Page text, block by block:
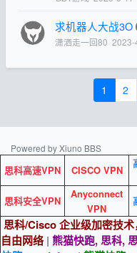
求机器人大战3O
潇洒走一回80 2023-
1 2
Powered by Xiuno BBS
思科高速VPN CISCO VPN
思科安全VPN
Anyconnect
VPN
思科/Cisco 企业级加密技
自由网络 | 熊猫快跑, 思科,